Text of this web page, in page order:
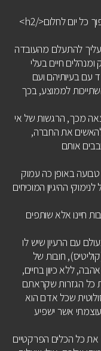
להתעלם מהעובדה
חיים בעלי
עם בעיותיהם ועם
לממוצע, בכך
מכך, הרגשות של אי
להאשים את החברה,
אותם
באופן כה עמוק
ההיגיון המוכיחים
חיינו אלא שותפים
2013 הסתובב בעולם עם הרעיון שיש לו
חובות של
ללא כיוון בחיים,
כל הגזרות שקראתם
שכל אדם הוא
אשר ישפיע
את כל הכלים הפרקטיים